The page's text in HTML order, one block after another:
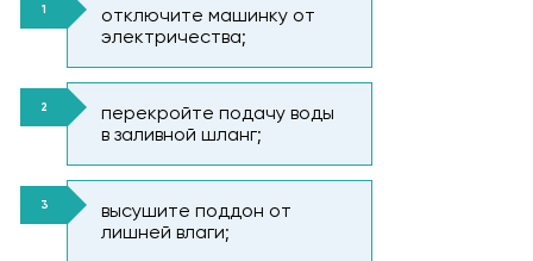
отключите машинку от
электричества;
перекройте подачу воды
в заливной шланг;
высушите поддон от
лишней влаги;